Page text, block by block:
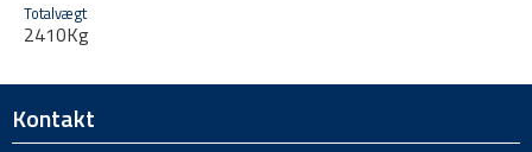
Totalvægt
2410Kg
Kontakt